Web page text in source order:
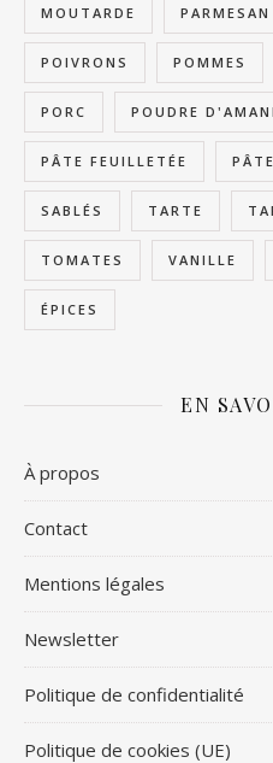
MOUTARDE PARMESAN
POIVRONS POMMES
PORC POUDRE
PÂTE FEUILLETÉE
SABLÉS TARTE
TOMATES VANILLE
ÉPICES
EN
À propos
Contact
Mentions légales
Newsletter
Politique de confidentialité
Politique de cookies (UE)